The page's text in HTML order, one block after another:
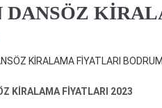
DANSÖZ
KİRALAMA FİYATLARI BODRUM
KİRALAMA FİYATLARI 2023